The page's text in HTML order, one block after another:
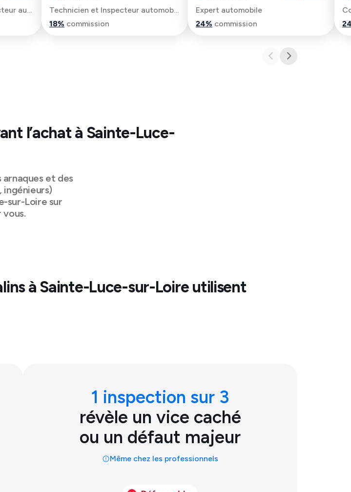
Reprogrammateur & Inspecteur automobile
Technicien et Inspecteur automobile
18% commission
Expert automobile
24% commission
l’achat à Sainte-Luce-
et des
ingénieurs)
sur-Loire sur
à Sainte-Luce-sur-Loireutilisent
1 inspection sur 3
révèle un vice caché
ou un défaut majeur
Même chez les professionnels